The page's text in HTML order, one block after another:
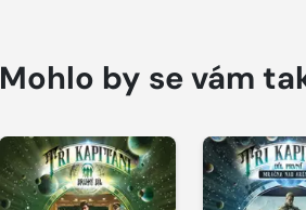
Mohlo by se vám
Přehrát
ukázku